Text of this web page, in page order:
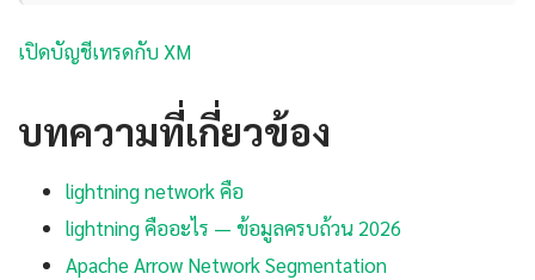
เปิดบัญชีเทรดกับ XM
บทความที่เกี่ยวข้อง
lightning network คือ
lightning คืออะไร — ข้อมูลครบถ้วน 2026
Apache Arrow Network Segmentation